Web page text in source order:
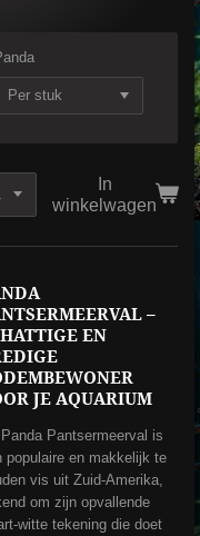
In
winkelwagen
–
EN
JE AQUARIUM
Panda Pantsermeerval is
populaire en makkelijk te
vis uit Zuid-Amerika,
om zijn opvallende
witte tekening die doet